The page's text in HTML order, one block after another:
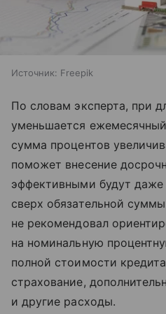
Источник: Freepik
По словам эксперта, при
уменьшается
сумма процентов
поможет внесение
эффективными будут даже
сверх обязательной
не рекомендовал
на номинальную
полной стоимости
страхование,
и другие расходы.